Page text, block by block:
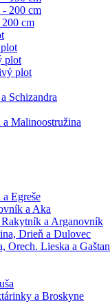
200 cm
cm
plot
plot
Schizandra
Malinoostružina
a Egreše
a Aka
a Arganovník
Drieň a Dulovec
Orech. Lieska a Gaštan
a Broskyne